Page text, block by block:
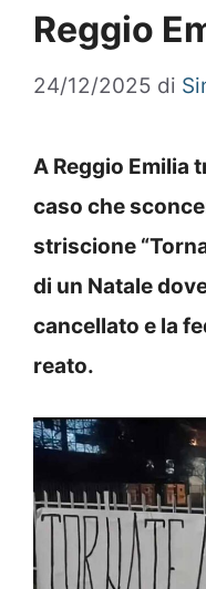
Reggio
24/12/2025 di
A Reggio Emilia
caso che
striscione
di un Natale
cancellato e la
reato.